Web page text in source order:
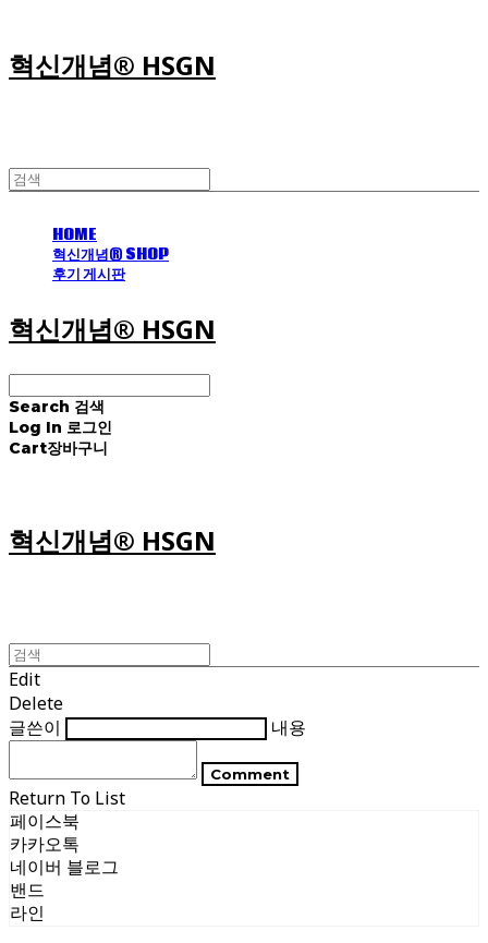
혁신개념® HSGN
HOME
혁신개념® SHOP
후기 게시판
혁신개념® HSGN
Search 검색
Log In 로그인
Cart장바구니
혁신개념® HSGN
Edit
Delete
글쓴이
내용
Comment
Return To List
페이스북
카카오톡
네이버 블로그
밴드
라인